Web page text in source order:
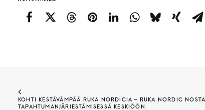
KOHTI KESTÄVÄMPÄÄ RUKA NORDICIA – RUKA NORDIC
TAPAHTUMANJÄRJESTÄMISESSÄ KESKIÖÖN.